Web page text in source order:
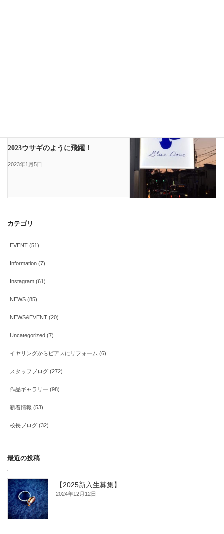
2023ウサギのように飛躍！
2023年1月5日
カテゴリ
EVENT (51)
Information (7)
Instagram (61)
NEWS (85)
NEWS&EVENT (20)
Uncategorized (7)
イヤリングからピアスにリフォーム (6)
スタッフブログ (272)
作品ギャラリー (98)
新着情報 (53)
校長ブログ (32)
最近の投稿
【2025新入生募集】
2024年12月12日